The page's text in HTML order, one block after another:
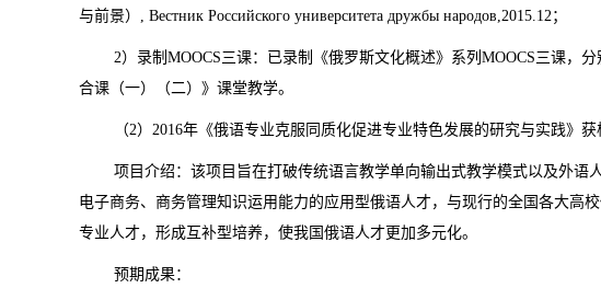
与前景）, Вестник Российского университета дружбы народов,2015.12；
2）录制MOOCS三课：已录制《俄罗斯文化概述》系列MOOCS三课
合课（一）（二）》课堂教学。
（2）2016年《俄语专业克服同质化促进专业特色发展的研究与实践》获
项目介绍：该项目旨在打破传统语言教学单向输出式教学模式以及外语
电子商务、商务管理知识运用能力的应用型俄语人才，与现行的全国各大高
专业人才，形成互补型培养，使我国俄语人才更加多元化。
预期成果：